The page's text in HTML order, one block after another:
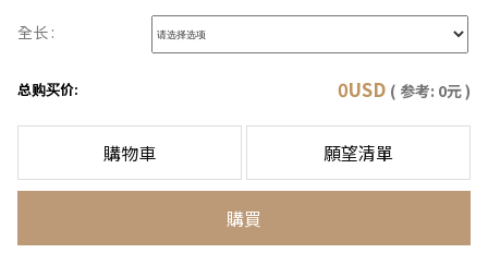
全长 :
总购买价: 0USD ( 参考: 0元 )
購物車 願望清單
購買